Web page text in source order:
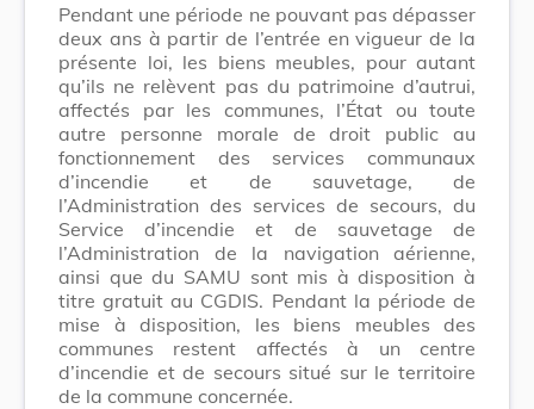
Pendant une période ne pouvant pas dépasser
deux ans à partir de l’entrée en vigueur de la
présente loi, les biens meubles, pour autant
qu’ils ne relèvent pas du patrimoine d’autrui,
affectés par les communes, l’État ou toute
autre personne morale de droit public au
fonctionnement des services communaux
d’incendie et de sauvetage, de
l’Administration des services de secours, du
Service d’incendie et de sauvetage de
l’Administration de la navigation aérienne,
ainsi que du SAMU sont mis à disposition à
titre gratuit au CGDIS. Pendant la période de
mise à disposition, les biens meubles des
communes restent affectés à un centre
d’incendie et de secours situé sur le territoire
de la commune concernée.